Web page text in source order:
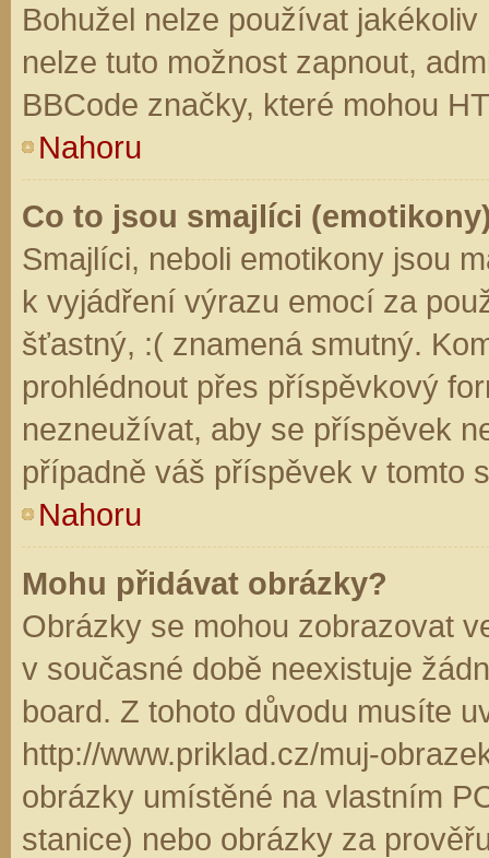
Bohužel nelze používat
nelze tuto možnost zapnout,
BBCode značky, které mohou
Nahoru
Co to jsou smajlíci
Smajlíci, neboli emotikony jsou
k vyjádření výrazu emocí za
šťastný, :( znamená smutný.
prohlédnout přes příspěvkový
nezneužívat, aby se příspěvek
případně váš příspěvek v tomto
Nahoru
Mohu přidávat obrázky?
Obrázky se mohou zobrazovat
v současné době neexistuje
board. Z tohoto důvodu musíte
http://www.priklad.cz/muj-
obrázky umístěné na vlastním
stanice) nebo obrázky za